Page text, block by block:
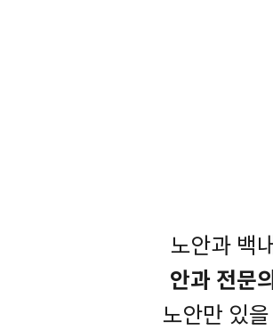
노안과 백
안과 전문
노안만 있